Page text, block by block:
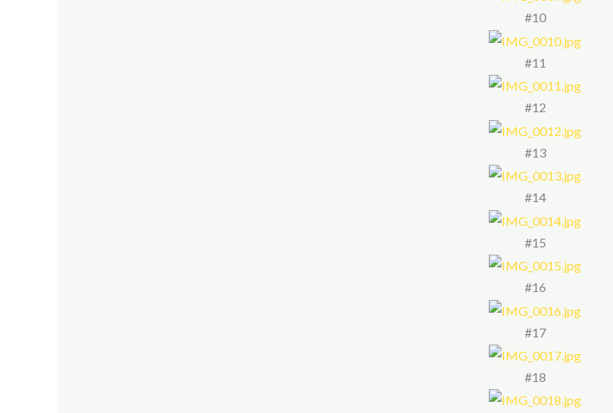
#10
#11
#12
#13
#14
#15
#16
#17
#18